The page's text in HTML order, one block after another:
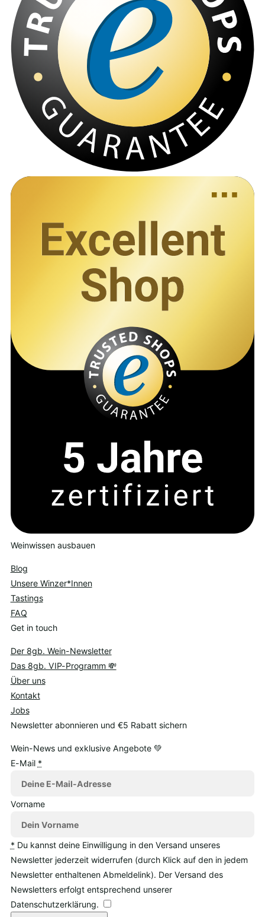
Weinwissen ausbauen
Blog
Unsere Winzer*Innen
Tastings
FAQ
Get in touch
Der 8gb. Wein-Newsletter
Das 8gb. VIP-Programm 💸
Über uns
Kontakt
Jobs
Newsletter abonnieren und €5 Rabatt sichern
Wein-News und exklusive Angebote 💚
E-Mail *
Vorname
* Du kannst deine Einwilligung in den Versand unseres
Newsletter jederzeit widerrufen (durch Klick auf den in jedem
Newsletter enthaltenen Abmeldelink). Der Versand des
Newsletters erfolgt entsprechend unserer
Datenschutzerklärung.